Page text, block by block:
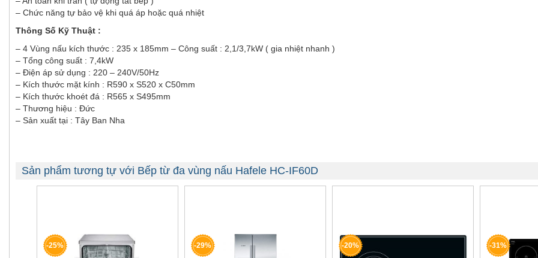
– Chức năng tự bảo vệ khi quá áp hoặc quá nhiệt
Thông Số Kỹ Thuật :
– 4 Vùng nấu kích thước : 235 x 185mm – Công suất : 2,1/3,7kW ( gia nhiệt nhanh )
– Tổng công suất : 7,4kW
– Điện áp sử dụng : 220 – 240V/50Hz
– Kích thước mặt kính : R590 x S520 x C50mm
– Kích thước khoét đá : R565 x S495mm
– Thương hiệu : Đức
– Sản xuất tại : Tây Ban Nha
Sản phẩm tương tự với Bếp từ đa vùng nấu Hafele HC-IF60D
-25% -29% -20% -31%